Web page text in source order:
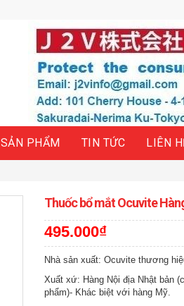
SẢN PHẨM TIN TỨC LIÊN
Thuốc bổ mắt Ocuvite
495.000₫
Nhà sản xuất: Ocuvite thương
Xuất xứ: Hàng Nội địa Nhật bản
phẩm)- Khác biệt với hàng Mỹ.